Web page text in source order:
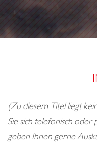
(Zu diesem Titel liegt
Sie sich telefonisch oder
geben Ihnen gerne